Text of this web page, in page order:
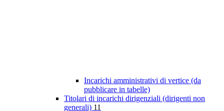
Incarichi amministrativi di vertice (da
pubblicare in tabelle)
Titolari di incarichi dirigenziali (dirigenti non
generali) 11